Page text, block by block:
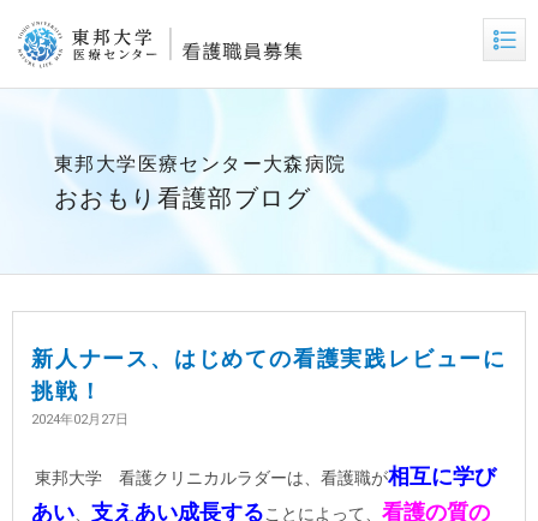
東邦大学医療センター大森病院
おおもり看護部ブログ
新人ナース、はじめての看護実践レビューに
挑戦！
2024年02月27日
東邦大学 看護クリニカルラダーは、看護職が相互に学び
あい、 支えあい成長することによって、 看護の質の